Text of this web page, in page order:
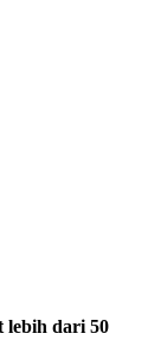
lebih dari 50